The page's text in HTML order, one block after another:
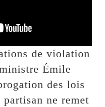
de violation
Émile
des lois
ne remet